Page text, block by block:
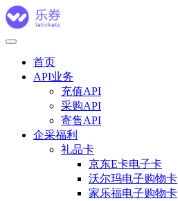
首页
API业务
充值API
采购API
寄售API
企采福利
礼品卡
京东E卡电子卡
沃尔玛电子购物卡
家乐福电子购物卡